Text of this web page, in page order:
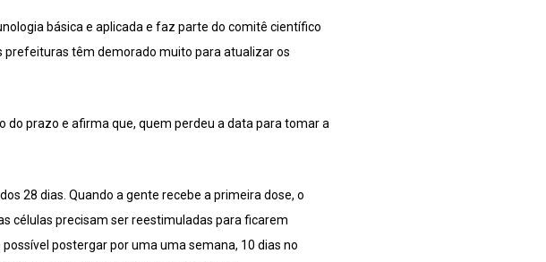
básica e aplicada e faz parte do comitê científico
prefeituras têm demorado muito para atualizar os
do prazo e afirma que, quem perdeu a data para tomar a
28 dias. Quando a gente recebe a primeira dose, o
células precisam ser reestimuladas para ficarem
postergar por uma uma semana, 10 dias no